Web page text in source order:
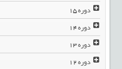
دوره15
دوره14
دوره13
دوره12